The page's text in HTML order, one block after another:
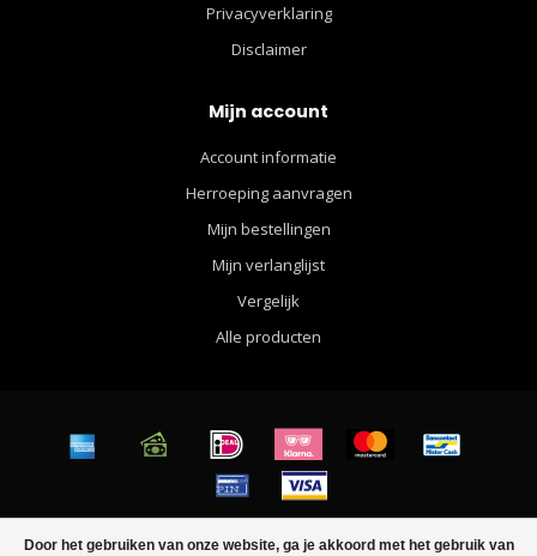
Door het gebruiken van onze website, ga je akkoord met het gebruik van
Privacyverklaring
Disclaimer
Mijn account
Account informatie
Herroeping aanvragen
Mijn bestellingen
Mijn verlanglijst
Vergelijk
Alle producten
© Copyright 2026 Walther Apparel for Men - Powered byLightspeed-